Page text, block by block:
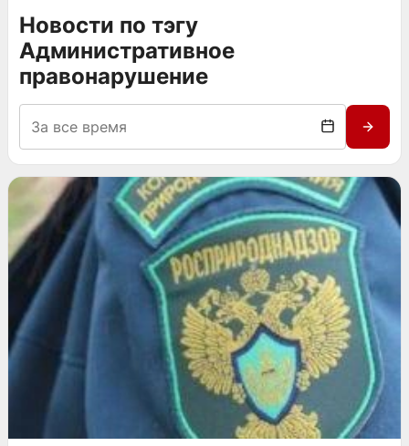
Новости по тэгу
Административное
правонарушение